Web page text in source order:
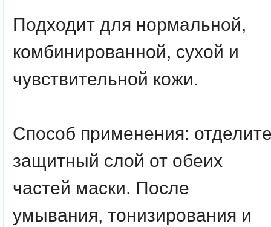
Подходит для нормальной,
комбинированной, сухой и
чувствительной кожи.
Способ применения:
защитный слой от обеих
частей маски. После
умывания, тонизирования и